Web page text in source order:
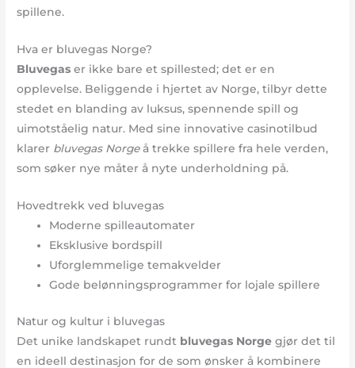
spillene.
Hva er bluvegas Norge?
Bluvegas er ikke bare et spillested; det er en
opplevelse. Beliggende i hjertet av Norge, tilbyr dette
stedet en blanding av luksus, spennende spill og
uimotståelig natur. Med sine innovative casinotilbud
klarer bluvegas Norgeå trekke spillere fra hele verden,
som søker nye måter å nyte underholdning på.
Hovedtrekk ved bluvegas
Moderne spilleautomater
Eksklusive bordspill
Uforglemmelige temakvelder
Gode belønningsprogrammer for lojale spillere
Natur og kultur i bluvegas
Det unike landskapet rundt bluvegas Norge gjør det til
en ideell destinasjon for de som ønsker å kombinere